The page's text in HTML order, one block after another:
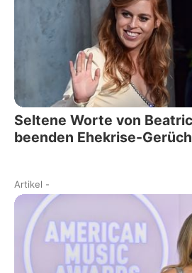
Seltene Worte von
beenden Ehekrise-
Artikel -